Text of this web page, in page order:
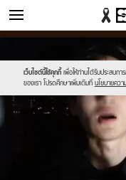
ข่าว
เว็บไซต์นี้ใช้คุกกี้ เพื่อให้ท่านได้รับประสบก
ของเรา โปรดศึกษาเพิ่มเติมที่ นโยบายควา
//s.isanook.com/sr/0/
new-
sanook.png
//s.isanook.com/ns/0/ud/
template-
update-
april.jpg